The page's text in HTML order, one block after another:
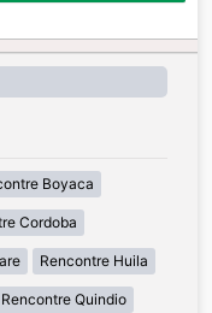
Boyaca
Cordoba
Rencontre Huila
Rencontre Quindio